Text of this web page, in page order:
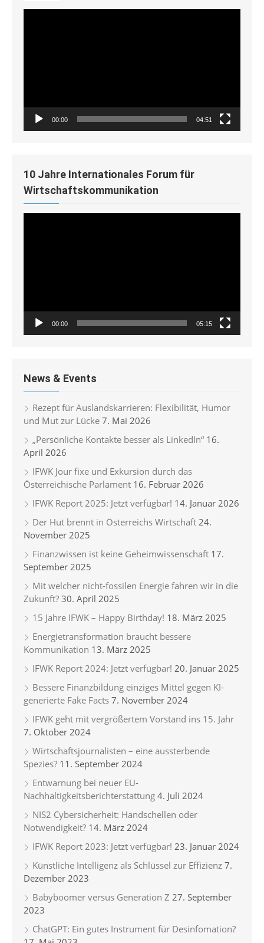
00:00 04:51
10 Jahre Internationales Forum für
Wirtschaftskommunikation
00:00 05:15
News & Events
Rezept für Auslandskarrieren: Flexibilität, Humor
und Mut zur Lücke 7. Mai 2026
„Persönliche Kontakte besser als LinkedIn“ 16.
April 2026
IFWK Jour fixe und Exkursion durch das
Österreichische Parlament 16. Februar 2026
IFWK Report 2025: Jetzt verfügbar! 14. Januar 2026
Der Hut brennt in Österreichs Wirtschaft 24.
November 2025
Finanzwissen ist keine Geheimwissenschaft 17.
September 2025
Mit welcher nicht-fossilen Energie fahren wir in die
Zukunft? 30. April 2025
15 Jahre IFWK – Happy Birthday! 18. März 2025
Energietransformation braucht bessere
Kommunikation 13. März 2025
IFWK Report 2024: Jetzt verfügbar! 20. Januar 2025
Bessere Finanzbildung einziges Mittel gegen KI-
generierte Fake Facts 7. November 2024
IFWK geht mit vergrößertem Vorstand ins 15. Jahr
7. Oktober 2024
Wirtschaftsjournalisten – eine aussterbende
Spezies? 11. September 2024
Entwarnung bei neuer EU-
Nachhaltigkeitsberichterstattung 4. Juli 2024
NIS2 Cybersicherheit: Handschellen oder
Notwendigkeit? 14. März 2024
IFWK Report 2023: Jetzt verfügbar! 23. Januar 2024
Künstliche Intelligenz als Schlüssel zur Effizienz 7.
Dezember 2023
Babyboomer versus Generation Z 27. September
2023
ChatGPT: Ein gutes Instrument für Desinfomation?